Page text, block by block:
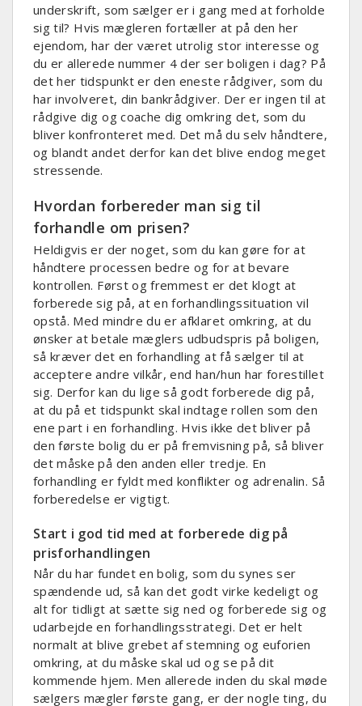
underskrift, som sælger er i gang med at forholde
sig til? Hvis mægleren fortæller at på den her
ejendom, har der været utrolig stor interesse og
du er allerede nummer 4 der ser boligen i dag? På
det her tidspunkt er den eneste rådgiver, som du
har involveret, din bankrådgiver. Der er ingen til at
rådgive dig og coache dig omkring det, som du
bliver konfronteret med. Det må du selv håndtere,
og blandt andet derfor kan det blive endog meget
stressende.
Hvordan forbereder man sig til
forhandle om prisen?
Heldigvis er der noget, som du kan gøre for at
håndtere processen bedre og for at bevare
kontrollen. Først og fremmest er det klogt at
forberede sig på, at en forhandlingssituation vil
opstå. Med mindre du er afklaret omkring, at du
ønsker at betale mæglers udbudspris på boligen,
så kræver det en forhandling at få sælger til at
acceptere andre vilkår, end han/hun har forestillet
sig. Derfor kan du lige så godt forberede dig på,
at du på et tidspunkt skal indtage rollen som den
ene part i en forhandling. Hvis ikke det bliver på
den første bolig du er på fremvisning på, så bliver
det måske på den anden eller tredje. En
forhandling er fyldt med konflikter og adrenalin. Så
forberedelse er vigtigt.
Start i god tid med at forberede dig på
prisforhandlingen
Når du har fundet en bolig, som du synes ser
spændende ud, så kan det godt virke kedeligt og
alt for tidligt at sætte sig ned og forberede sig og
udarbejde en forhandlingsstrategi. Det er helt
normalt at blive grebet af stemning og euforien
omkring, at du måske skal ud og se på dit
kommende hjem. Men allerede inden du skal møde
sælgers mægler første gang, er der nogle ting, du